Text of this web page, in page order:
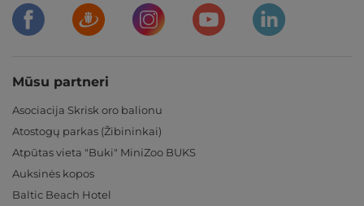
Mūsu partneri
Asociacija Skrisk oro balionu
Atostogų parkas (Žibininkai)
Atpūtas vieta "Buki" MiniZoo BUKS
Auksinės kopos
Baltic Beach Hotel